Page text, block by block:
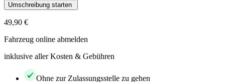
Umschreibung starten
49,90 €
Fahrzeug online abmelden
inklusive aller Kosten & Gebühren
Ohne zur Zulassungsstelle zu gehen